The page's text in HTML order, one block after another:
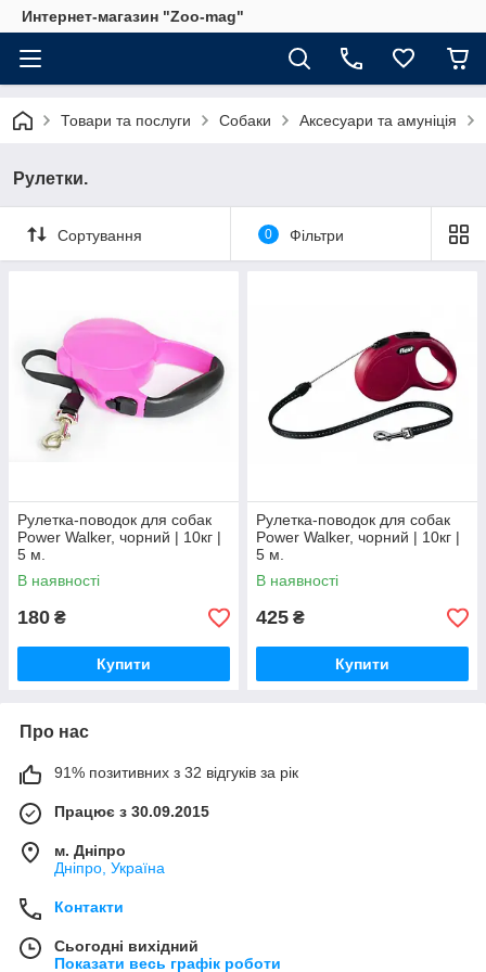
Интернет-магазин "Zoo-mag"
Товари та послуги Собаки Аксесуари та амуніція
Рулетки.
Сортування 0 Фільтри
Рулетка-поводок для собак
Power Walker, чорний | 10кг |
5 м.
В наявності
180 ₴
Купити
Рулетка-поводок для собак
Power Walker, чорний | 10кг |
5 м.
В наявності
425 ₴
Купити
Про нас
91% позитивних з 32 відгуків за рік
Працює з 30.09.2015
м. Дніпро
Дніпро, Україна
Контакти
Сьогодні вихідний
Показати весь графік роботи